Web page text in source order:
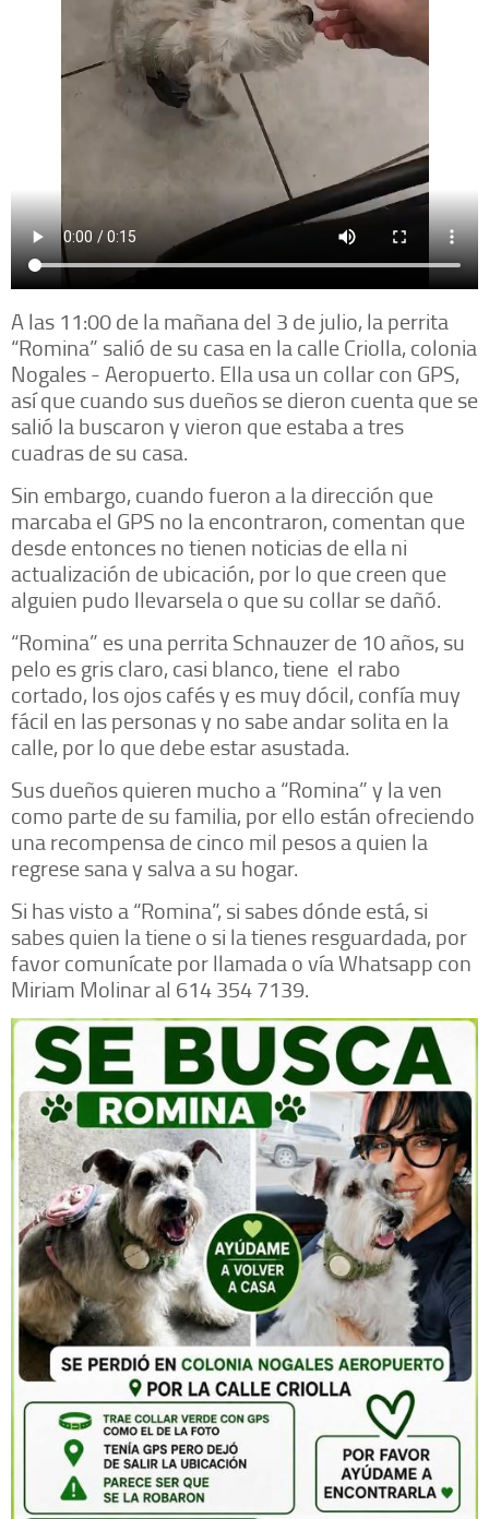
A las 11:00 de la mañana del 3 de julio, la perrita
“Romina” salió de su casa en la calle Criolla, colonia
Nogales - Aeropuerto. Ella usa un collar con GPS,
así que cuando sus dueños se dieron cuenta que se
salió la buscaron y vieron que estaba a tres
cuadras de su casa.
Sin embargo, cuando fueron a la dirección que
marcaba el GPS no la encontraron, comentan que
desde entonces no tienen noticias de ella ni
actualización de ubicación, por lo que creen que
alguien pudo llevarsela o que su collar se dañó.
“Romina” es una perrita Schnauzer de 10 años, su
pelo es gris claro, casi blanco, tiene el rabo
cortado, los ojos cafés y es muy dócil, confía muy
fácil en las personas y no sabe andar solita en la
calle, por lo que debe estar asustada.
Sus dueños quieren mucho a “Romina” y la ven
como parte de su familia, por ello están ofreciendo
una recompensa de cinco mil pesos a quien la
regrese sana y salva a su hogar.
Si has visto a “Romina”, si sabes dónde está, si
sabes quien la tiene o si la tienes resguardada, por
favor comunícate por llamada o vía Whatsapp con
Miriam Molinar al 614 354 7139.